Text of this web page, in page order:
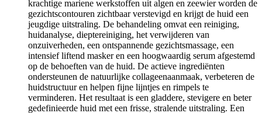
krachtige mariene werkstoffen uit algen en zeewier worden de
gezichtscontouren zichtbaar verstevigd en krijgt de huid een
jeugdige uitstraling. De behandeling omvat een reiniging,
huidanalyse, dieptereiniging, het verwijderen van
onzuiverheden, een ontspannende gezichtsmassage, een
intensief liftend masker en een hoogwaardig serum afgestemd
op de behoeften van de huid. De actieve ingrediënten
ondersteunen de natuurlijke collageenaanmaak, verbeteren de
huidstructuur en helpen fijne lijntjes en rimpels te
verminderen. Het resultaat is een gladdere, stevigere en beter
gedefinieerde huid met een frisse, stralende uitstraling. Een